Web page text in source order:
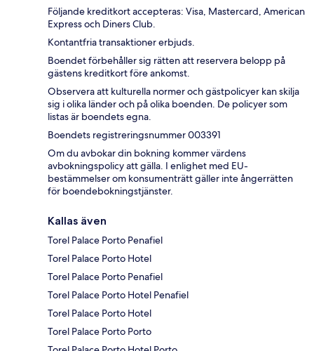
Följande kreditkort accepteras: Visa, Mastercard, American
Express och Diners Club.
Kontantfria transaktioner erbjuds.
Boendet förbehåller sig rätten att reservera belopp på
gästens kreditkort före ankomst.
Observera att kulturella normer och gästpolicyer kan skilja
sig i olika länder och på olika boenden. De policyer som
listas är boendets egna.
Boendets registreringsnummer 003391
Om du avbokar din bokning kommer värdens
avbokningspolicy att gälla. I enlighet med EU-
bestämmelser om konsumenträtt gäller inte ångerrätten
för boendebokningstjänster.
Kallas även
Torel Palace Porto Penafiel
Torel Palace Porto Hotel
Torel Palace Porto Penafiel
Torel Palace Porto Hotel Penafiel
Torel Palace Porto Hotel
Torel Palace Porto Porto